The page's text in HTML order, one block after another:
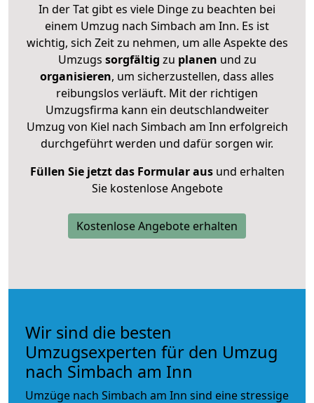
In der Tat gibt es viele Dinge zu beachten bei
einem Umzug nach Simbach am Inn. Es ist
wichtig, sich Zeit zu nehmen, um alle Aspekte des
Umzugs sorgfältig zu planen und zu
organisieren, um sicherzustellen, dass alles
reibungslos verläuft. Mit der richtigen
Umzugsfirma kann ein deutschlandweiter
Umzug von Kiel nach Simbach am Inn erfolgreich
durchgeführt werden und dafür sorgen wir.
Füllen Sie jetzt das Formular ausund erhalten
Sie kostenlose Angebote
Kostenlose Angebote erhalten
Wir sind die besten
Umzugsexperten für den Umzug
nach Simbach am Inn
Umzüge nach Simbach am Inn sind eine stressige